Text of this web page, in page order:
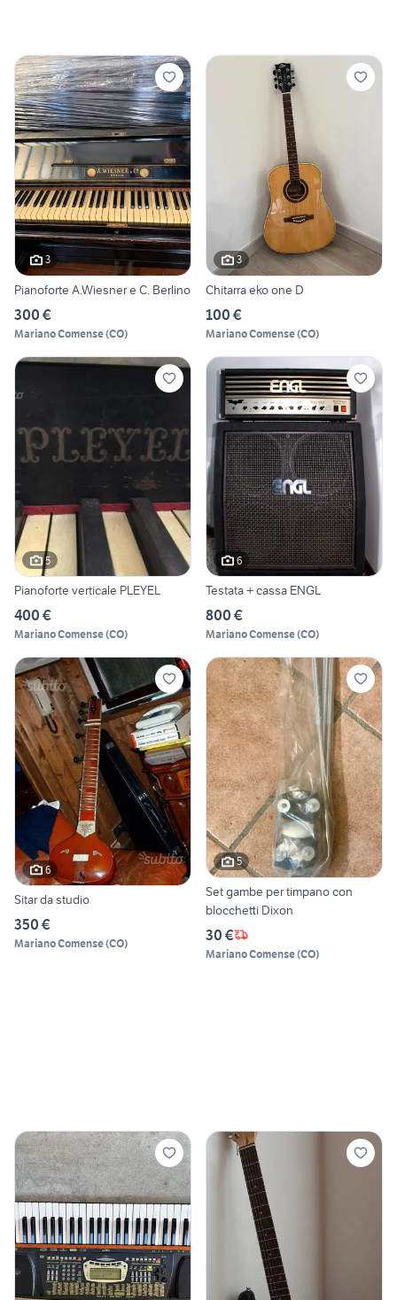
3
Pianoforte A.Wiesner e C. Berlino
300 €
Mariano Comense(CO)
3
Chitarra eko one D
100 €
Mariano Comense(CO)
5
Pianoforte verticale PLEYEL
400 €
Mariano Comense(CO)
6
Testata + cassa ENGL
800 €
Mariano Comense(CO)
6
Sitar da studio
350 €
Mariano Comense(CO)
5
Set gambe per timpano con
blocchetti Dixon
30 €
Mariano Comense(CO)